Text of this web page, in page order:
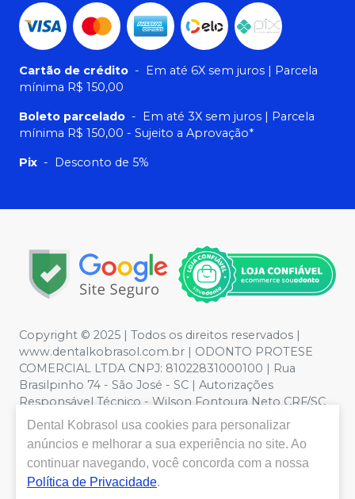
Cartão de crédito - Em até 6X sem juros | Parcela
mínima R$ 150,00
Boleto parcelado - Em até 3X sem juros | Parcela
mínima R$ 150,00 - Sujeito a Aprovação*
Pix - Desconto de 5%
Copyright © 2025 | Todos os direitos reservados |
www.dentalkobrasol.com.br | ODONTO PROTESE
COMERCIAL LTDA CNPJ: 81022831000100 | Rua
Brasilpinho 74 - São José - SC | Autorizações
Responsável Técnico - Wilson Fontoura Neto CRF/SC
12450 | Política de Privacidade e Segurança - Fotos
meramente ilustrativas - Os preços e condições da loja
virtual estão sujeitos a alterações. Em caso de
divergência de preços no site, o valor válido é o do
Carrinho de Compra. Não vendemos por atacado, por
Dental Kobrasol usa cookies para personalizar
anúncios e melhorar a sua experiência no site. Ao
continuar navegando, você concorda com a nossa
Política de Privacidade.